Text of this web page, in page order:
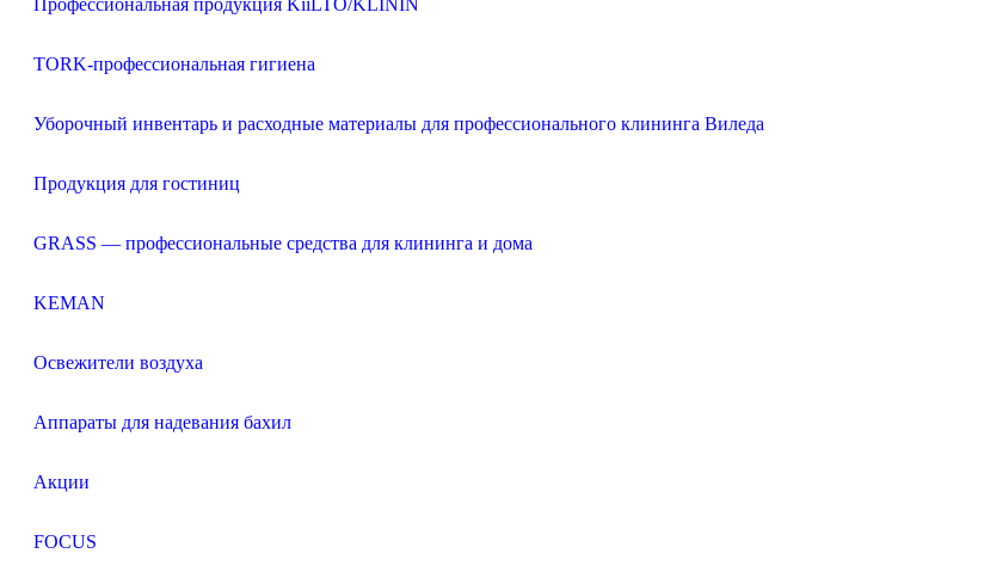
Профессиональная продукция KiiLTO/KLININ
TORK-профессиональная гигиена
Уборочный инвентарь и расходные материалы для профессионального клининга Виледа
Продукция для гостиниц
GRASS — профессиональные средства для клининга и дома
KEMAN
Освежители воздуха
Аппараты для надевания бахил
Акции
FOCUS